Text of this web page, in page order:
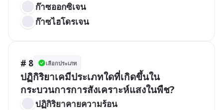
ก๊าซออกซิเจน
ก๊าซไฮโดรเจน
# 8 เลือกประเภท
ปฏิกิริยาเคมีประเภทใดที่เกิดขึ้นใน
กระบวนการการสังเคราะห์แสงในพืช?
ปฏิกิริยาคายความร้อน